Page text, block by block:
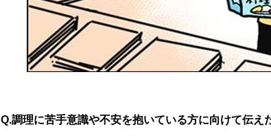
Q.調理に苦手意識や不安を抱いている方に向けて伝え